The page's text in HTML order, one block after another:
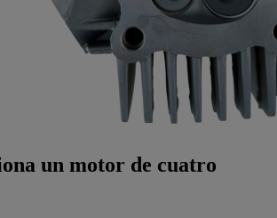
un motor de cuatro